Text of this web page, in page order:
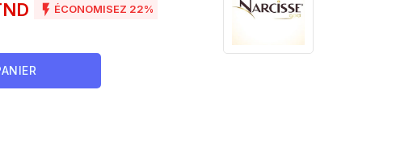
 ÉCONOMISEZ 22%